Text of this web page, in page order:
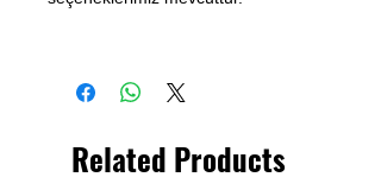
Related Products